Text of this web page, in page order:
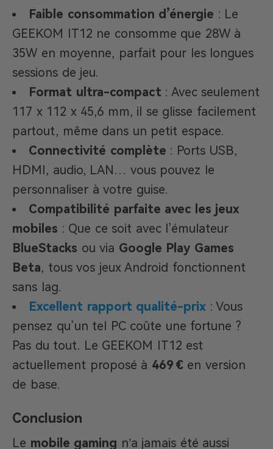
Faible consommation d’énergie : Le
GEEKOM IT12 ne consomme que 28W à
35W en moyenne, parfait pour les longues
sessions de jeu.
Format ultra-compact: Avec seulement
117 x 112 x 45,6 mm, il se glisse facilement
partout, même dans un petit espace.
Connectivité complète : Ports USB,
HDMI, audio, LAN… vous pouvez le
personnaliser à votre guise.
Compatibilité parfaite avec les jeux
mobiles : Que ce soit avec l’émulateur
BlueStacks ou via Google Play Games
Beta, tous vos jeux Android fonctionnent
sans lag.
Excellent rapport qualité-prix : Vous
pensez qu’un tel PC coûte une fortune ?
Pas du tout. Le GEEKOM IT12 est
actuellement proposé à 469 €en version
de base.
Conclusion
Le mobile gaming n’a jamais été aussi